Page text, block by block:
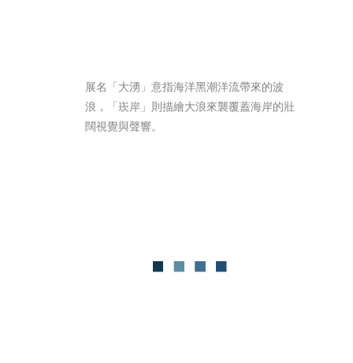
展名「大湧」意指海洋黑潮洋流帶來的波
浪，「崁岸」則描繪大浪來襲覆蓋海岸的壯
闊視覺與聲響。